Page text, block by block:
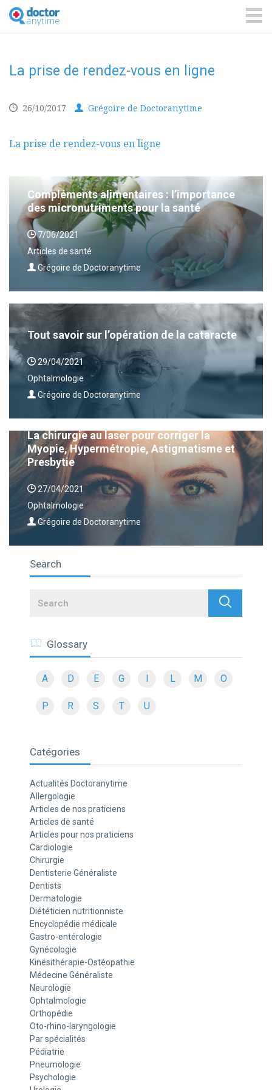
DoctorAnyTime
You
are
La prise de rendez-vous en ligne
26/10/2017 Grégoire de Doctoranytime
La prise de rendez-vous en ligne
Compléments alimentaires : l’importance
des micronutriments pour la santé
7/06/2021
Articles de santé
Grégoire de Doctoranytime
Tout savoir sur l’opération de la cataracte
29/04/2021
Ophtalmologie
Grégoire de Doctoranytime
La chirurgie au laser pour corriger la
Myopie, Hypermétropie, Astigmatisme et
Presbytie
27/04/2021
Ophtalmologie
Grégoire de Doctoranytime
Search
Search
Glossary
A D E G L M O
P R S T U
Catégories
Actualités Doctoranytime
Allergologie
Articles de nos praticiens
Articles de santé
Articles pour nos praticiens
Cardiologie
Chirurgie
Dentisterie Généraliste
Dentists
Dermatologie
Diététicien nutritionniste
Encyclopédie médicale
Gastro-entérologie
Gynécologie
Kinésithérapie-Ostéopathie
Médecine Généraliste
Neurologie
Ophtalmologie
Orthopédie
Oto-rhino-laryngologie
Par spécialités
Pédiatrie
Pneumologie
Psychologie